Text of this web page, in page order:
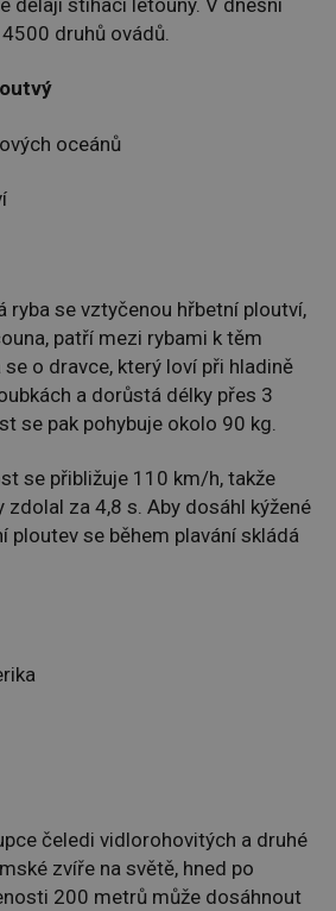
druhů ovádů.
oceánů
ryba se vztyčenou hřbetní ploutví,
patří mezi rybami k těm
o dravce, který loví při hladině
a dorůstá délky přes 3
se pak pohybuje okolo 90 kg.
se přibližuje 110 km/h, takže
za 4,8 s. Aby dosáhl kýžené
ploutev se během plavání skládá
čeledi vidlorohovitých a druhé
zvíře na světě, hned po
200 metrů může dosáhnout